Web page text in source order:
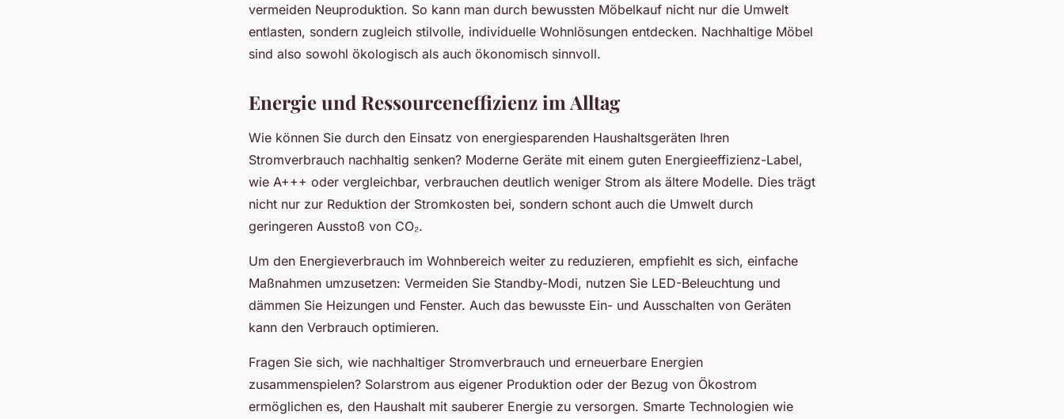
vermeiden Neuproduktion. So kann man durch bewussten Möbelkauf nicht nur die Umwelt
entlasten, sondern zugleich stilvolle, individuelle Wohnlösungen entdecken. Nachhaltige Möbel
sind also sowohl ökologisch als auch ökonomisch sinnvoll.
Energie und Ressourceneffizienz im Alltag
Wie können Sie durch den Einsatz von energiesparenden Haushaltsgeräten Ihren
Stromverbrauch nachhaltig senken? Moderne Geräte mit einem guten Energieeffizienz-Label,
wie A+++ oder vergleichbar, verbrauchen deutlich weniger Strom als ältere Modelle. Dies trägt
nicht nur zur Reduktion der Stromkosten bei, sondern schont auch die Umwelt durch
geringeren Ausstoß von CO₂.
Um den Energieverbrauch im Wohnbereich weiter zu reduzieren, empfiehlt es sich, einfache
Maßnahmen umzusetzen: Vermeiden Sie Standby-Modi, nutzen Sie LED-Beleuchtung und
dämmen Sie Heizungen und Fenster. Auch das bewusste Ein- und Ausschalten von Geräten
kann den Verbrauch optimieren.
Fragen Sie sich, wie nachhaltiger Stromverbrauch und erneuerbare Energien
zusammenspielen? Solarstrom aus eigener Produktion oder der Bezug von Ökostrom
ermöglichen es, den Haushalt mit sauberer Energie zu versorgen. Smarte Technologien wie